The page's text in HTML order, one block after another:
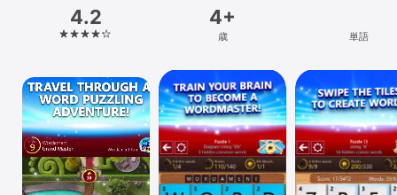
プラットフォーム
iPhone
Mac
Vision
Watch
TV
4.2 4+
歳 単語